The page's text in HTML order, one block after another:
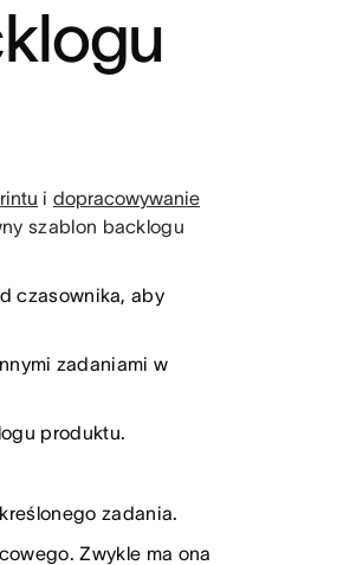
idopracowywanie
szablon backlogu
czasownika, aby
zadaniami w
produktu.
zadania.
Zwykle ma ona